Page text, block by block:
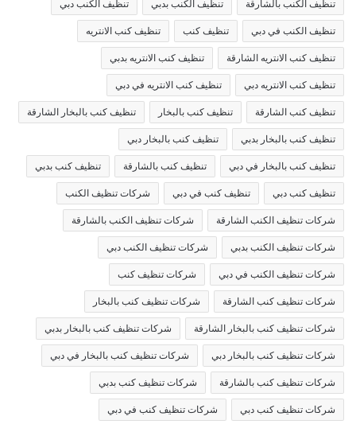
تنظيف الكنب بالشارقة تنظيف الكنب بدبي تنظيف الكنب دبي
تنظيف الكنب في دبي تنظيف كنب تنظيف كنب الانتريه
تنظيف كنب الانتريه الشارقة تنظيف كنب الانتريه بدبي
تنظيف كنب الانتريه دبي تنظيف كنب الانتريه في دبي
تنظيف كنب الشارقة تنظيف كنب بالبخار تنظيف كنب بالبخار الشارقة
تنظيف كنب بالبخار بدبي تنظيف كنب بالبخار دبي
تنظيف كنب بالبخار في دبي تنظيف كنب بالشارقة تنظيف كنب بدبي
تنظيف كنب دبي تنظيف كنب في دبي شركات تنظيف الكنب
شركات تنظيف الكنب الشارقة شركات تنظيف الكنب بالشارقة
شركات تنظيف الكنب بدبي شركات تنظيف الكنب دبي
شركات تنظيف الكنب في دبي شركات تنظيف كنب
شركات تنظيف كنب الشارقة شركات تنظيف كنب بالبخار
شركات تنظيف كنب بالبخار الشارقة شركات تنظيف كنب بالبخار بدبي
شركات تنظيف كنب بالبخار دبي شركات تنظيف كنب بالبخار في دبي
شركات تنظيف كنب بالشارقة شركات تنظيف كنب بدبي
شركات تنظيف كنب دبي شركات تنظيف كنب في دبي